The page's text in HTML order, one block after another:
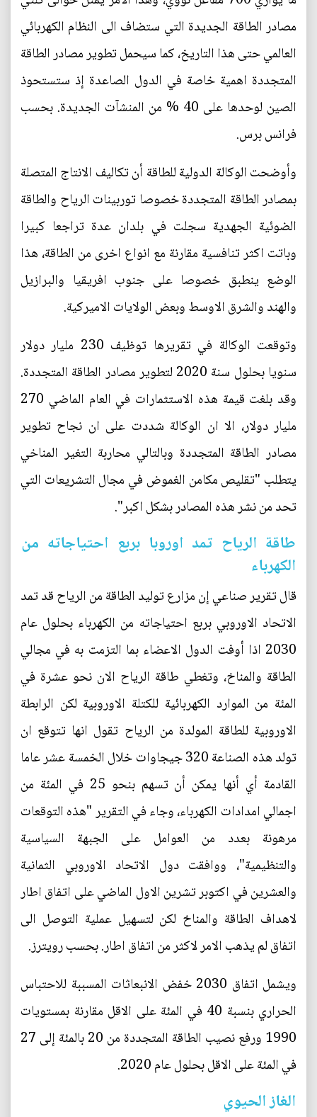
مصادر الطاقة الجديدة التي ستضاف الى النظام الكهربائي
العالمي حتى هذا التاريخ، كما سيحمل تطوير مصادر الطاقة
المتجددة اهمية خاصة في الدول الصاعدة إذ ستستحوذ
الصين لوحدها على 40 % من المنشآت الجديدة. بحسب
فرانس برس.
وأوضحت الوكالة الدولية للطاقة أن تكاليف الانتاج المتصلة
بمصادر الطاقة المتجددة خصوصا توربينات الرياح والطاقة
الضوئية الجهدية سجلت في بلدان عدة تراجعا كبيرا
وباتت اكثر تنافسية مقارنة مع انواع اخرى من الطاقة، هذا
الوضع ينطبق خصوصا على جنوب افريقيا والبرازيل
والهند والشرق الاوسط وبعض الولايات الاميركية.
وتوقعت الوكالة في تقريرها توظيف 230 مليار دولار
سنويا بحلول سنة 2020 لتطوير مصادر الطاقة المتجددة.
وقد بلغت قيمة هذه الاستثمارات في العام الماضي 270
مليار دولار، الا ان الوكالة شددت على ان نجاح تطوير
مصادر الطاقة المتجددة وبالتالي محاربة التغير المناخي
يتطلب "تقليص مكامن الغموض في مجال التشريعات التي
تحد من نشر هذه المصادر بشكل اكبر".
طاقة الرياح تمد اوروبا بربع احتياجاته من
الكهرباء
قال تقرير صناعي إن مزارع توليد الطاقة من الرياح قد تمد
الاتحاد الاوروبي بربع احتياجاته من الكهرباء بحلول عام
2030 اذا أوفت الدول الاعضاء بما التزمت به في مجالي
الطاقة والمناخ، وتغطي طاقة الرياح الان نحو عشرة في
المئة من الموارد الكهربائية للكتلة الاوروبية لكن الرابطة
الاوروبية للطاقة المولدة من الرياح تقول انها تتوقع ان
تولد هذه الصناعة 320 جيجاوات خلال الخمسة عشر عاما
القادمة أي أنها يمكن أن تسهم بنحو 25 في المئة من
اجمالي امدادات الكهرباء، وجاء في التقرير "هذه التوقعات
مرهونة بعدد من العوامل على الجبهة السياسية
والتنظيمية"، ووافقت دول الاتحاد الاوروبي الثمانية
والعشرين في اكتوبر تشرين الاول الماضي على اتفاق اطار
لاهداف الطاقة والمناخ لكن لتسهيل عملية التوصل الى
اتفاق لم يذهب الامر لاكثر من اتفاق اطار. بحسب رويترز.
ويشمل اتفاق 2030 خفض الانبعاثات المسببة للاحتباس
الحراري بنسبة 40 في المئة على الاقل مقارنة بمستويات
1990 ورفع نصيب الطاقة المتجددة من 20 بالمئة إلى 27
في المئة على الاقل بحلول عام 2020.
الغاز الحيوي